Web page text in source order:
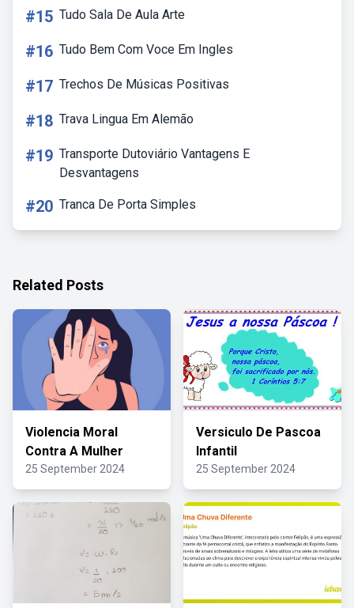
#15 Tudo Sala De Aula Arte
#16 Tudo Bem Com Voce Em Ingles
#17 Trechos De Músicas Positivas
#18 Trava Lingua Em Alemão
#19 Transporte Dutoviário Vantagens E
Desvantagens
#20 Tranca De Porta Simples
Related Posts
Violencia Moral
Contra A Mulher
25 September 2024
Versiculo De Pascoa
Infantil
25 September 2024